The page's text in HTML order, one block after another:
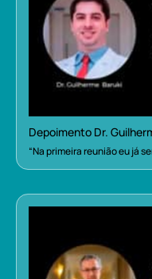
Depoimento Dr.
“Na primeira reunião eu já